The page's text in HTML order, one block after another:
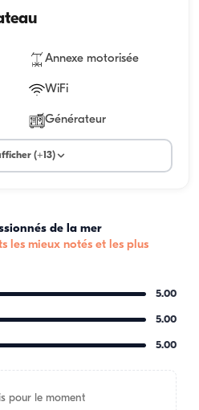
Annexe motorisée
WiFi
Générateur
(+13)
de la mer
les mieux notés et les plus
5.00
5.00
5.00
pour le moment